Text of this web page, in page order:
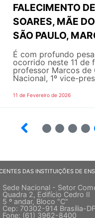
FALECIMENTO
SOARES, MÃE
SÃO PAULO,
É com profundo
ocorrido neste 11 de
professor Marcos de
Nacional, 1º vice-
11 de Fevereiro de 2026
DAS INSTITUIÇÕES DE
Sede Nacional - Setor
Quadra 2, Edifício Cedro II
5 º andar, Bloco "C"
Cep: 70302-914 Brasília-
Fone: (61) 3962-8400